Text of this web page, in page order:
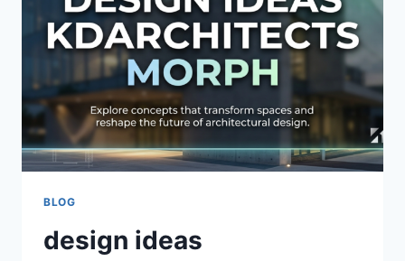
BLOG
design ideas